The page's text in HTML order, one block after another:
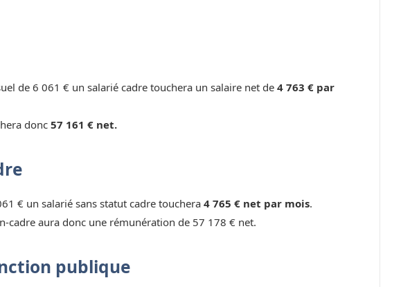
de 6 061 € un salarié cadre touchera un salaire net de 4 763 € par
donc57 161 € net.
€ un salarié sans statut cadre touchera 4 765 € net par mois.
cadre aura donc une rémunération de 57 178 € net.
publique